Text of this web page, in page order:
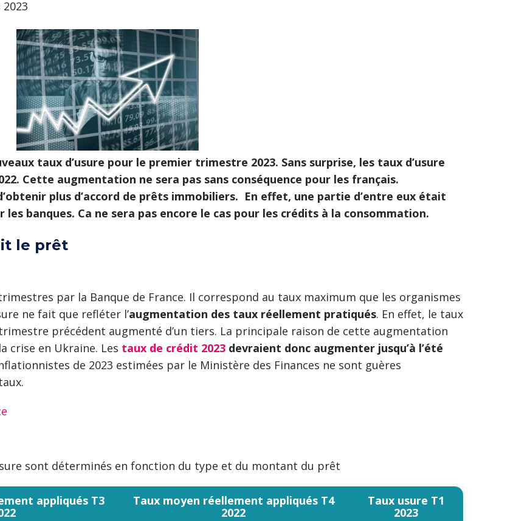
taux d’usure pour le premier trimestre 2023. Sans surprise, les taux d’usure
Cette augmentation ne sera pas sans conséquence pour les français.
plus d’accord de prêts immobiliers. En effet, une partie d’entre eux était
banques. Ca ne sera pas encore le cas pour les crédits à la consommation.
le prêt
par la Banque de France. Il correspond au taux maximum que les organismes
ne fait que refléter l’augmentation des taux réellement pratiqués. En effet, le taux
précédent augmenté d’un tiers. La principale raison de cette augmentation
crise en Ukraine. Les taux de crédit 2023 devraient donc augmenter jusqu’à l’été
de 2023 estimées par le Ministère des Finances ne sont guères
sont déterminés en fonction du type et du montant du prêt
appliqués T3
Taux moyen réellement appliqués T4
2022
Taux usure T1
2023